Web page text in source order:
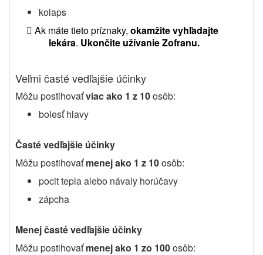
kolaps
 Ak máte tieto príznaky, okamžite vyhľadajte
lekára. Ukončite užívanie Zofranu.
Veľmi časté vedľajšie účinky
Môžu postihovaťviac ako 1 z 10osôb:
bolesť hlavy
Časté vedľajšie účinky
Môžu postihovaťmenej ako 1 z 10osôb:
pocit tepla alebo návaly horúčavy
zápcha
Menej časté vedľajšie účinky
Môžu postihovaťmenej ako 1 zo 100osôb: